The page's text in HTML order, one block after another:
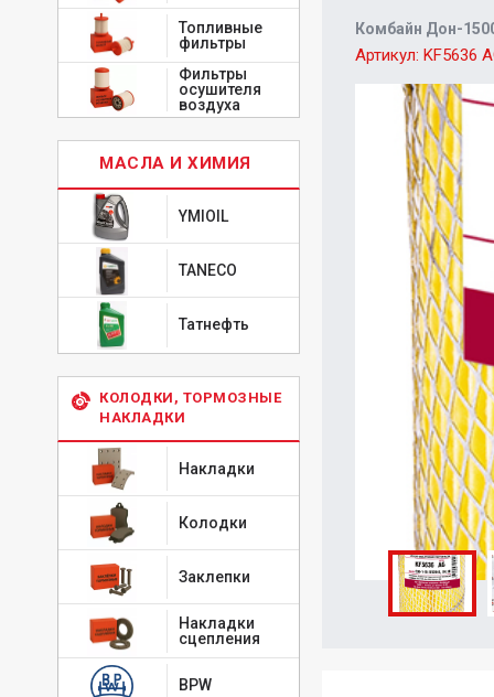
Топливные
фильтры
Фильтры
осушителя
воздуха
МАСЛА И ХИМИЯ
YMIOIL
TANECO
Татнефть
КОЛОДКИ, ТОРМОЗНЫЕ
НАКЛАДКИ
Накладки
Колодки
Заклепки
Накладки
сцепления
BPW
Комбайн Дон-
Артикул: KF5636